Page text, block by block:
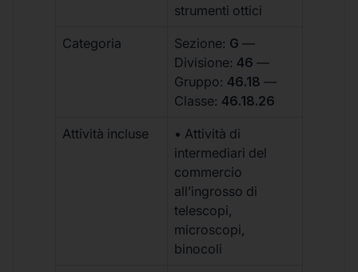
strumenti ottici
Categoria Sezione: G —
Divisione: 46 —
Gruppo: 46.18 —
Classe: 46.18.26
Attività incluse
• Attività di
intermediari del
commercio
all’ingrosso di
telescopi,
microscopi,
binocoli